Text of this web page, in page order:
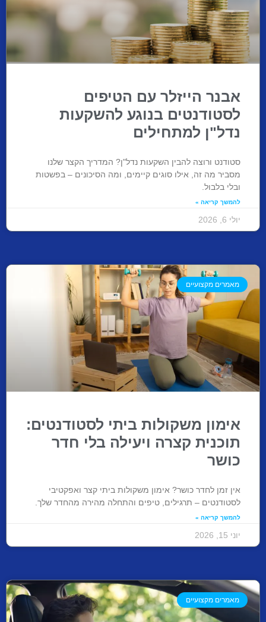
אבנר הייזלר עם הטיפים
לסטודנטים בנוגע להשקעות
נדל"ן למתחילים
סטודנט ורוצה להבין השקעות נדל"ן? המדריך הקצר שלנו
מסביר מה זה, אילו סוגים קיימים, ומה הסיכונים – בפשטות
ובלי בלבול.
להמשך קריאה »
יולי 6, 2026
מאמרים מקצועיים
אימון משקולות ביתי לסטודנטים:
תוכנית קצרה ויעילה בלי חדר
כושר
אין זמן לחדר כושר? אימון משקולות ביתי קצר ואפקטיבי
לסטודנטים – תרגילים, טיפים והתחלה מהירה מהחדר שלך.
להמשך קריאה »
יוני 15, 2026
מאמרים מקצועיים